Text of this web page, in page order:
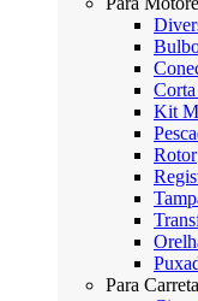
Kit
Rotor
Para